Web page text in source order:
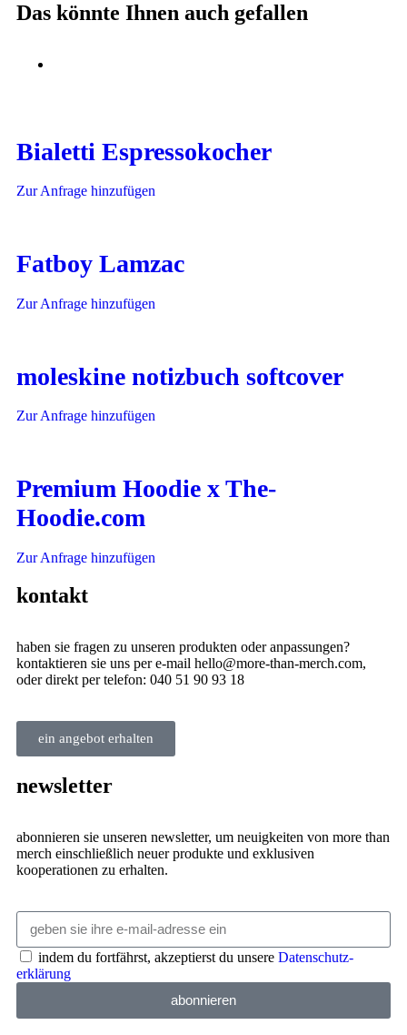
Das könnte Ihnen auch gefallen
Bialetti Espressokocher
Zur Anfrage hinzufügen
Fatboy Lamzac
Zur Anfrage hinzufügen
moleskine notizbuch softcover
Zur Anfrage hinzufügen
Premium Hoodie x The-
Hoodie.com
Zur Anfrage hinzufügen
kontakt
haben sie fragen zu unseren produkten oder anpassungen?
kontaktieren sie uns per e-mail hello@more-than-merch.com,
oder direkt per telefon: 040 51 90 93 18
ein angebot erhalten
newsletter
abonnieren sie unseren newsletter, um neuigkeiten von more than
merch einschließlich neuer produkte und exklusiven
kooperationen zu erhalten.
indem du fortfährst, akzeptierst du unsere Datenschutz­
erklärung
abonnieren